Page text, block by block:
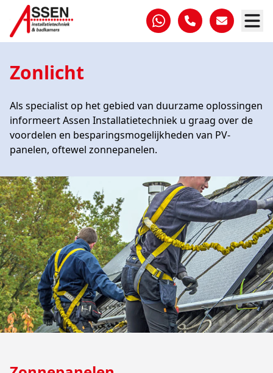
Zonlicht
Als specialist op het gebied van duurzame oplossingen
informeert Assen Installatietechniek u graag over de
voordelen en besparingsmogelijkheden van PV-
panelen, oftewel zonnepanelen.